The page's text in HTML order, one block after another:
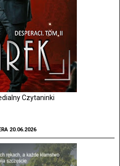
Czytaninki
20.06.2026